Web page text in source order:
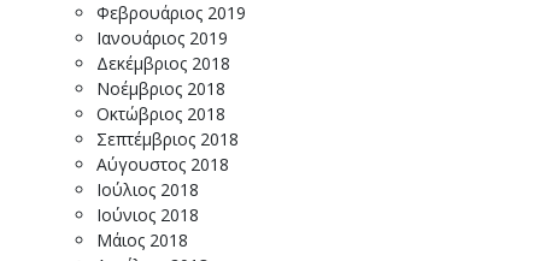
Φεβρουάριος 2019
Ιανουάριος 2019
Δεκέμβριος 2018
Νοέμβριος 2018
Οκτώβριος 2018
Σεπτέμβριος 2018
Αύγουστος 2018
Ιούλιος 2018
Ιούνιος 2018
Μάιος 2018